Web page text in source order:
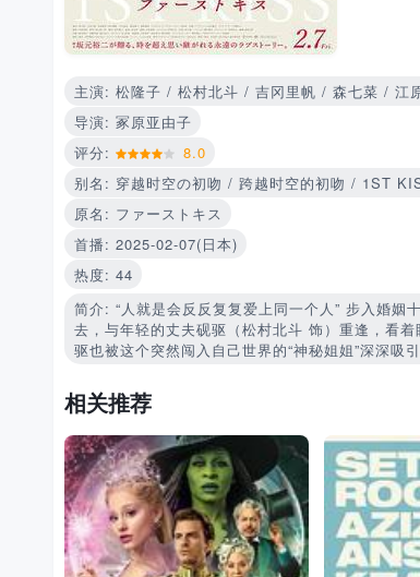
主演: 松隆子 / 松村北斗 / 吉冈里帆 / 森七菜 / 江
导演: 冢原亚由子
评分:
8.0
别名: 穿越时空の初吻 / 跨越时空的初吻 / 1ST
原名: ファーストキス
首播: 2025-02-07(日本)
热度: 44
简介: “人就是会反反复复爱上同一个人” 步入婚姻
去，与年轻的丈夫砚驱（松村北斗 饰）重逢，看
驱也被这个突然闯入自己世界的“神秘姐姐”深深吸
相关推荐